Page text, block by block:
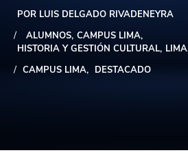
POR LUIS DELGADO RIVADENEYRA
ALUMNOS CAMPUS LIMA
HISTORIA Y GESTIÓN CULTURAL LIMA
CAMPUS LIMA
DESTACADO